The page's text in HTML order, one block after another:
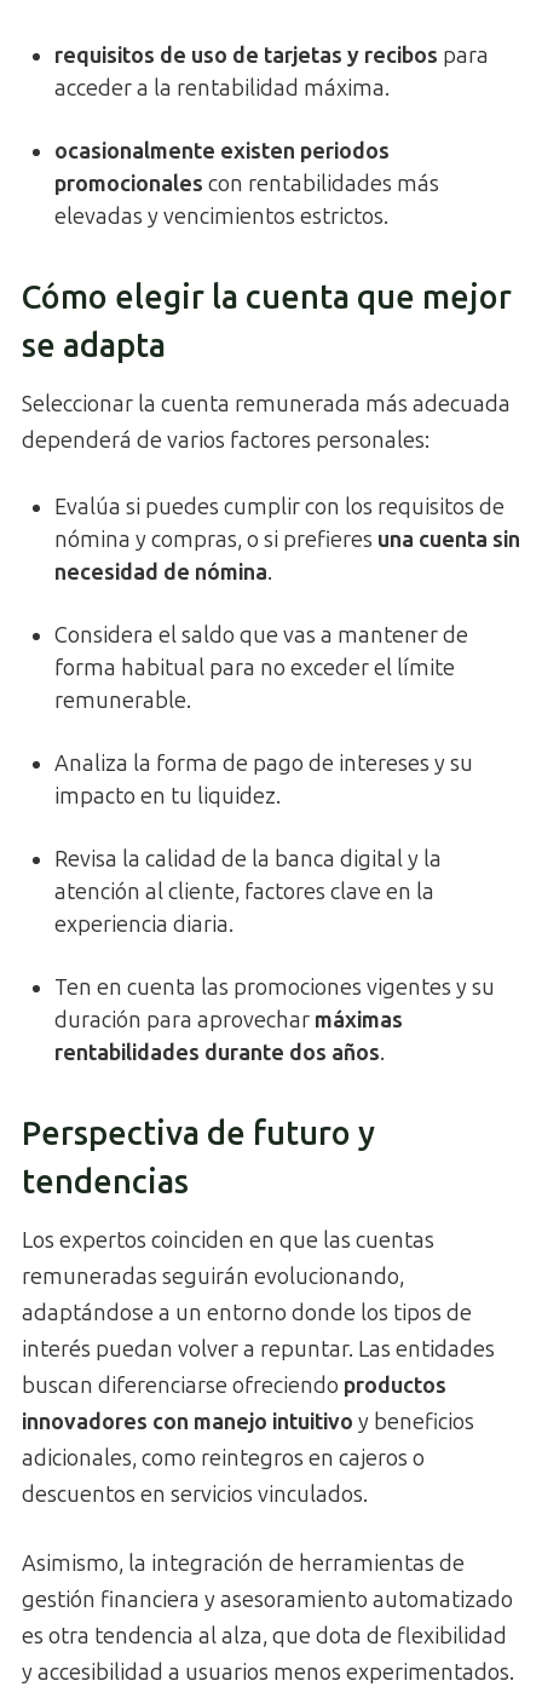
requisitos de uso de tarjetas y recibos para
acceder a la rentabilidad máxima.
ocasionalmente existen periodos
promocionales con rentabilidades más
elevadas y vencimientos estrictos.
Cómo elegir la cuenta que mejor
se adapta
Seleccionar la cuenta remunerada más adecuada
dependerá de varios factores personales:
Evalúa si puedes cumplir con los requisitos de
nómina y compras, o si prefieres una cuenta sin
necesidad de nómina.
Considera el saldo que vas a mantener de
forma habitual para no exceder el límite
remunerable.
Analiza la forma de pago de intereses y su
impacto en tu liquidez.
Revisa la calidad de la banca digital y la
atención al cliente, factores clave en la
experiencia diaria.
Ten en cuenta las promociones vigentes y su
duración para aprovechar máximas
rentabilidades durante dos años.
Perspectiva de futuro y
tendencias
Los expertos coinciden en que las cuentas
remuneradas seguirán evolucionando,
adaptándose a un entorno donde los tipos de
interés puedan volver a repuntar. Las entidades
buscan diferenciarse ofreciendo productos
innovadores con manejo intuitivo y beneficios
adicionales, como reintegros en cajeros o
descuentos en servicios vinculados.
Asimismo, la integración de herramientas de
gestión financiera y asesoramiento automatizado
es otra tendencia al alza, que dota de flexibilidad
y accesibilidad a usuarios menos experimentados.